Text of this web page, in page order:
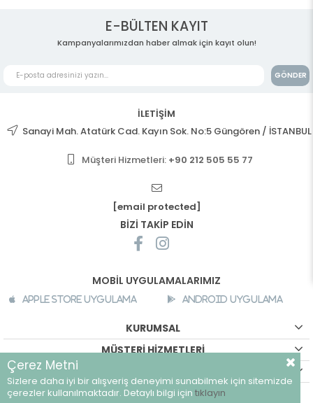
E-BÜLTEN KAYIT
Kampanyalarımızdan haber almak için kayıt olun!
GÖNDER
İLETİŞİM
Sanayi Mah. Atatürk Cad. Kayın Sok. No:5 Güngören / İSTANBUL
Müşteri Hizmetleri: +90 212 505 55 77
[email protected]
BİZİ TAKİP EDİN
MOBİL UYGULAMALARIMIZ
Apple Store Uygulama Android Uygulama
KURUMSAL
MÜŞTERİ HİZMETLERİ
©breeze.com.tr - Tüm hakları saklıdır.
Çerez Metni
Sizlere daha iyi bir alışveriş deneyimi sunabilmek için sitemizde
çerezler kullanılmaktadır. Detaylı bilgi için tıklayın